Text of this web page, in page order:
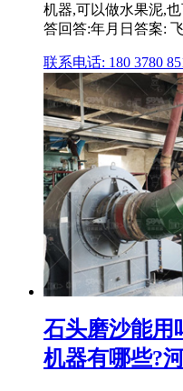
机器,可以做水果泥,
答回答:年月日答案:
联系电话: 180 3780
石头磨沙能用
机器有哪些?